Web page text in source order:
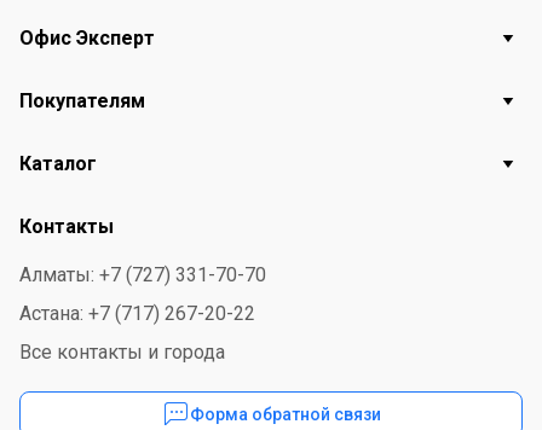
Офис Эксперт
Покупателям
Каталог
Контакты
Алматы: +7 (727) 331-70-70
Астана: +7 (717) 267-20-22
Все контакты и города
Форма обратной связи